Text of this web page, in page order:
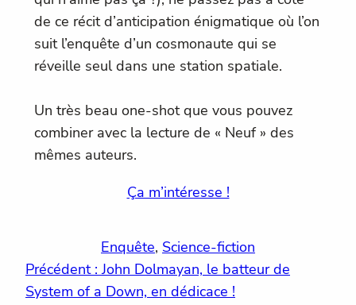
de ce récit d’anticipation énigmatique où l’on
suit l’enquête d’un cosmonaute qui se
réveille seul dans une station spatiale.
Un très beau one-shot que vous pouvez
combiner avec la lecture de « Neuf » des
mêmes auteurs.
Ça m’intéresse !
Enquête, Science-fiction
Précédent : John Dolmayan, le batteur de
System of a Down, en dédicace !